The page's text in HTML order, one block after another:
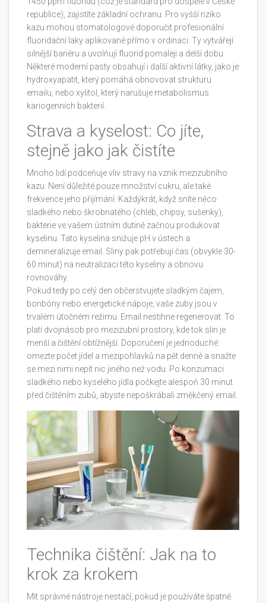
republice), zajistíte základní ochranu. Pro vyšší riziko
kazu mohou stomatologové doporučit profesionální
fluoridační laky aplikované přímo v ordinaci. Ty vytvářejí
silnější bariéru a uvolňují fluorid pomaleji a delší dobu.
Některé moderní pasty obsahují i další aktivní látky, jako je
hydroxyapatit, který pomáhá obnovovat strukturu
emailu, nebo xylitol, který narušuje metabolismus
kariogenních bakterií.
Strava a kyselost: Co jíte,
stejně jako jak čistíte
Mnoho lidí podceňuje vliv stravy na vznik mezizubního
kazu. Není důležité pouze množství cukru, ale také
frekvence jeho přijímání. Každýkrát, když sníte něco
sladkého nebo škrobnatého (chléb, chipsy, sušenky),
bakterie ve vašem ústním dutině začnou produkovat
kyselinu. Tato kyselina snižuje pH v ústech a
demineralizuje email. Sliny pak potřebují čas (obvykle 30-
60 minut) na neutralizaci této kyseliny a obnovu
rovnováhy.
Pokud tedy po celý den občerstvujete sladkým čajem,
bonbóny nebo energetické nápoje, vaše zuby jsou v
trvalém útočném režimu. Email nestihne regenerovat. To
platí dvojnásob pro mezizubní prostory, kde tok slin je
menší a čištění obtížnější. Doporučení je jednoduché:
omezte počet jídel a mezipohlavků na pět denně a snažte
se mezi nimi nepít nic jiného než vodu. Po konzumaci
sladkého nebo kyselého jídla počkejte alespoň 30 minut
před čištěním zubů, abyste nepoškrábali změkčený email.
Technika čištění: Jak na to
krok za krokem
Mít správné nástroje nestačí, pokud je používáte špatně.